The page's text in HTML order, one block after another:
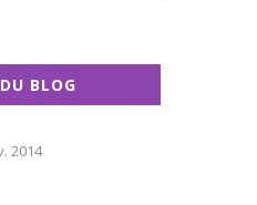
BLOG
2014